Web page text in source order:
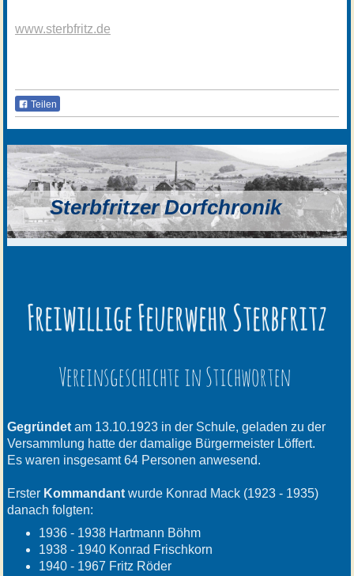
www.sterbfritz.de
Teilen
Sterbfritzer Dorfchronik
Freiwillige Feuerwehr Sterbfritz
Vereinsgeschichte in Stichworten
Gegründetam 13.10.1923 in der Schule, geladen zu der
Versammlung hatte der damalige Bürgermeister Löffert.
Es waren insgesamt 64 Personen anwesend.
Erster Kommandantwurde Konrad Mack (1923 - 1935)
danach folgten:
1936 - 1938 Hartmann Böhm
1938 - 1940 Konrad Frischkorn
1940 - 1967 Fritz Röder